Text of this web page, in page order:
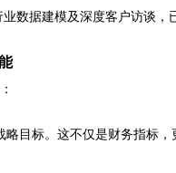
数据建模及深度客户访谈，
略目标。这不仅是财务指标